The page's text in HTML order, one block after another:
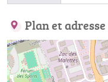
Plan et adresse